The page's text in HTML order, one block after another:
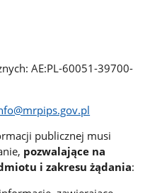
AE:PL-60051-39700-
publicznej musi
pozwalające na
i zakresu żądania: